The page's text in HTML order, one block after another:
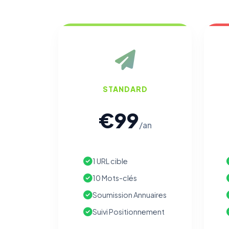
STANDARD
€99/an
1 URL cible
10 Mots-clés
Soumission Annuaires
Suivi Positionnement